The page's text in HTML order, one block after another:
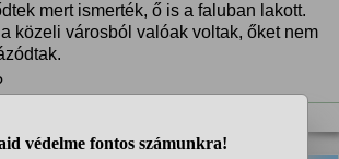
mert ismerték, ő is a faluban lakott.
közeli városból valóak voltak, őket nem